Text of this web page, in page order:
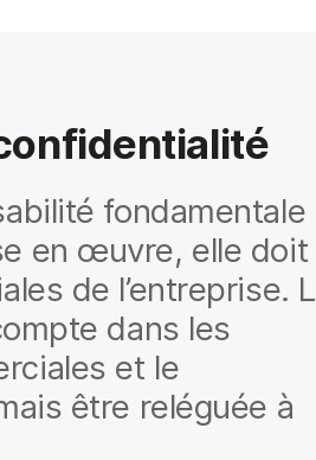
fondamentale
en œuvre, elle doit
de l’entreprise.
dans les
et le
être reléguée à